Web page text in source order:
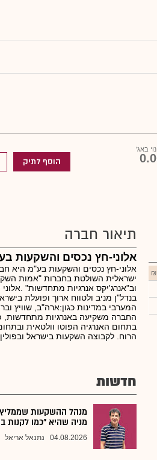
באג'
הוסף לתיק
₪
תיאור חברה
אלוני-חץ נכסים והשקעות
אלוני-חץ נכסים והשקעות בע"מ היא
ישראלית השולטת בחברות "אמות
וב"אנרג'יקס אנרגיות מתחדשות"
בנדל"ן מניב ולטווח ארוך ופועלת
המערבי במדינות כגון:ארה"ב, שוויץ
החברה משקיעה באנרגיות מתחדשות,
בתחום האנרגיה הפוטו וולטאית
הרוח. לקבוצה השקעות בישראל ובפולין..
חדשות
מנהל ההשקעות
מניה שהיא "כמו לקנות
04.08.2026 נתנאל אריאל